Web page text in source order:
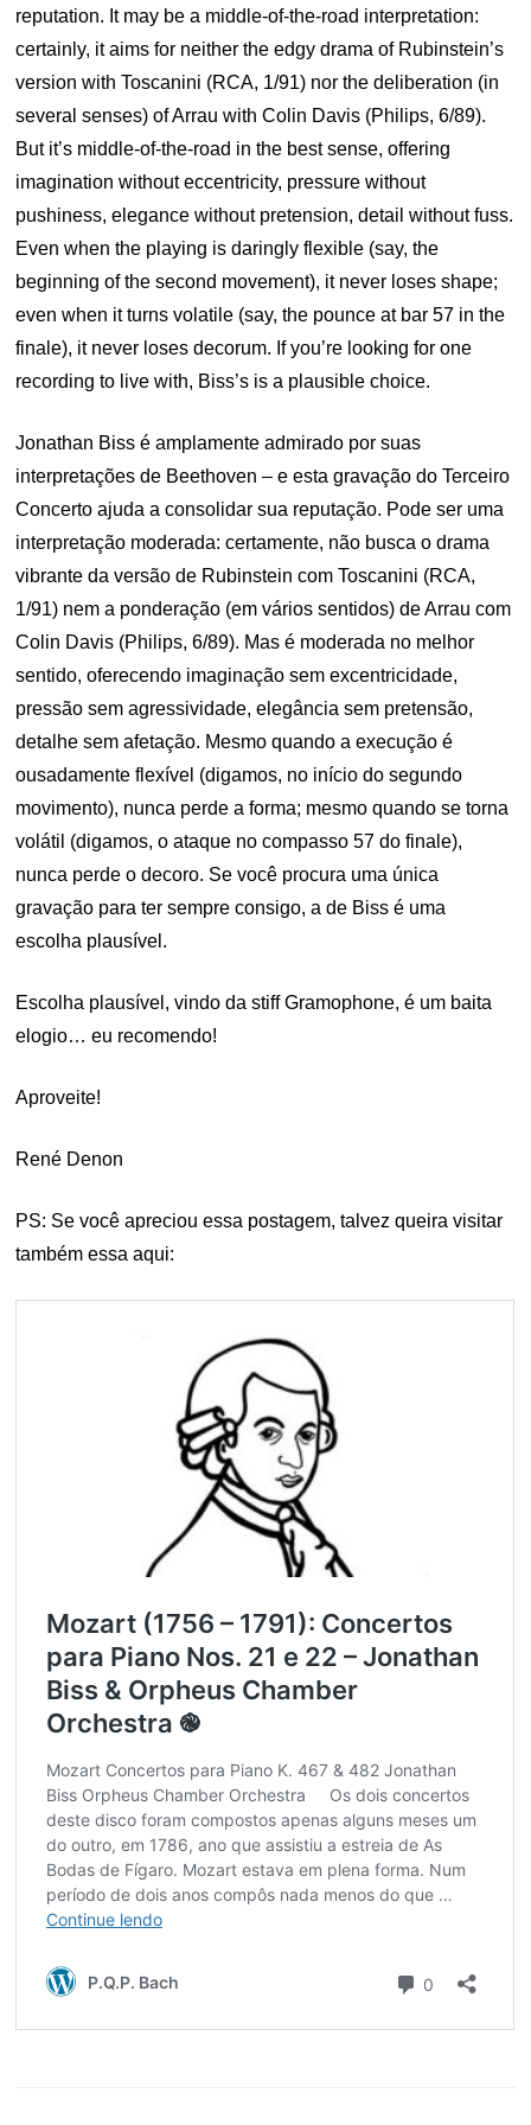
reputation. It may be a middle-of-the-road interpretation:
certainly, it aims for neither the edgy drama of Rubinstein’s
version with Toscanini (RCA, 1/91) nor the deliberation (in
several senses) of Arrau with Colin Davis (Philips, 6/89).
But it’s middle-of-the-road in the best sense, offering
imagination without eccentricity, pressure without
pushiness, elegance without pretension, detail without fuss.
Even when the playing is daringly flexible (say, the
beginning of the second movement), it never loses shape;
even when it turns volatile (say, the pounce at bar 57 in the
finale), it never loses decorum. If you’re looking for one
recording to live with, Biss’s is a plausible choice.
Jonathan Biss é amplamente admirado por suas
interpretações de Beethoven – e esta gravação do Terceiro
Concerto ajuda a consolidar sua reputação. Pode ser uma
interpretação moderada: certamente, não busca o drama
vibrante da versão de Rubinstein com Toscanini (RCA,
1/91) nem a ponderação (em vários sentidos) de Arrau com
Colin Davis (Philips, 6/89). Mas é moderada no melhor
sentido, oferecendo imaginação sem excentricidade,
pressão sem agressividade, elegância sem pretensão,
detalhe sem afetação. Mesmo quando a execução é
ousadamente flexível (digamos, no início do segundo
movimento), nunca perde a forma; mesmo quando se torna
volátil (digamos, o ataque no compasso 57 do finale),
nunca perde o decoro. Se você procura uma única
gravação para ter sempre consigo, a de Biss é uma
escolha plausível.
Escolha plausível, vindo da stiff Gramophone, é um baita
elogio… eu recomendo!
Aproveite!
René Denon
PS: Se você apreciou essa postagem, talvez queira visitar
também essa aqui: